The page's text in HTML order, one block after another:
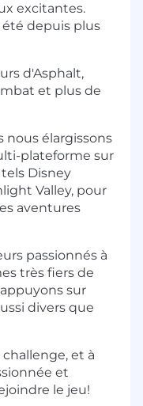
excitantes.
été depuis plus
d'Asphalt,
et plus de
nous élargissons
plateforme sur
Disney
Valley, pour
aventures
passionnés à
très fiers de
sur
divers que
et à
et
le jeu!